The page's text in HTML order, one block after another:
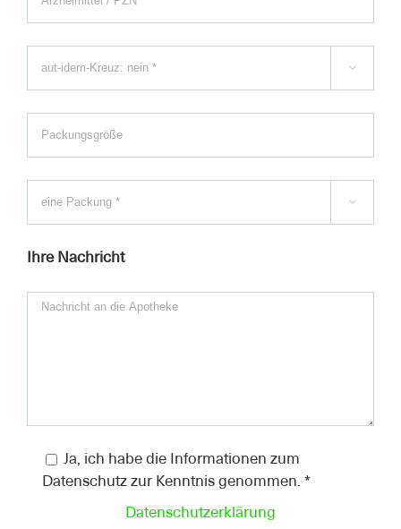


Ihre Nachricht
Ja, ich habe die Informationen zum
Datenschutz zur Kenntnis genommen. *
Datenschutzerklärung